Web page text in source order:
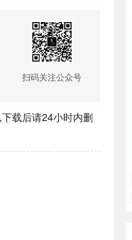
扫码关注公众号
载后请24小时内删